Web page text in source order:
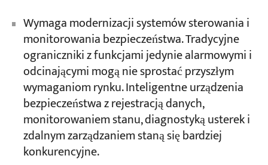
Wymaga modernizacji systemów sterowania i
monitorowania bezpieczeństwa. Tradycyjne
ograniczniki z funkcjami jedynie alarmowymi i
odcinającymi mogą nie sprostać przyszłym
wymaganiom rynku. Inteligentne urządzenia
bezpieczeństwa z rejestracją danych,
monitorowaniem stanu, diagnostyką usterek i
zdalnym zarządzaniem staną się bardziej
konkurencyjne.